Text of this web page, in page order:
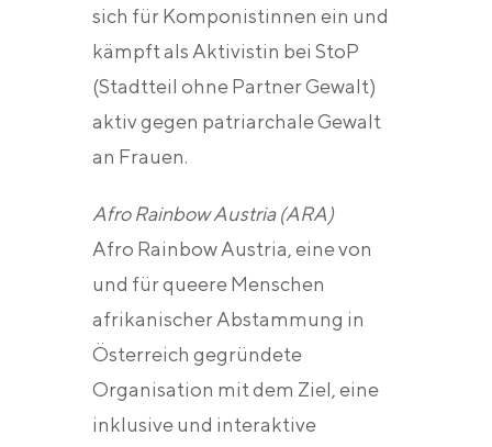
sich für Komponistinnen ein und
kämpft als Aktivistin bei StoP
(Stadtteil ohne Partner Gewalt)
aktiv gegen patriarchale Gewalt
an Frauen.
Afro Rainbow Austria (ARA)
Afro Rainbow Austria, eine von
und für queere Menschen
afrikanischer Abstammung in
Österreich gegründete
Organisation mit dem Ziel, eine
inklusive und interaktive